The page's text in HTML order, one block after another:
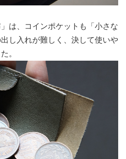
は、コインポケットも「小さな
し入れが難しく、決して使いや
。